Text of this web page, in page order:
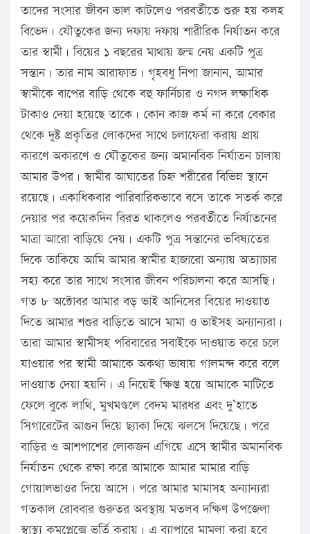
তাদের সংসার জীবন ভাল কাটলেও পরবর্তীতে শুরু হয় কলহ
বিভেদ। যৌতুকের জন্য দফায় দফায় শারীরিক নির্যাতন করে
তার স্বামী। বিয়ের ১ বছরের মাথায় জন্ম নেয় একটি পুত্র
সন্তান। তার নাম আরাফাত। গৃহবধু নিপা জানান, আমার
স্বামীকে বাপের বাড়ি থেকে বহু ফার্নিচার ও নগদ লক্ষাধিক
টাকাও দেয়া হয়েছে তাকে। কোন কাজ কর্ম না করে বেকার
থেকে দুষ্ট প্রকৃতির লোকদের সাথে চলাফেরা করায় প্রায়
কারণে অকারণে ও যৌতুকের জন্য অমানবিক নির্যাতন চালায়
আমার উপর। স্বামীর আঘাতের চিহ্ন শরীরের বিভিন্ন স্থানে
রয়েছে। একাধিকবার পারিবারিকভাবে বসে তাকে সতর্ক করে
দেয়ার পর কয়েকদিন বিরত থাকলেও পরবর্তীতে নির্যাতনের
মাত্রা আরো বাড়িয়ে দেয়। একটি পুত্র সন্তানের ভবিষ্যতের
দিকে তাকিয়ে আমি আমার স্বামীর হাজারো অন্যায় অত্যাচার
সহ্য করে তার সাথে সংসার জীবন পরিচালনা করে আসছি।
গত ৮ অক্টোবর আমার বড় ভাই আনিসের বিয়ের দাওয়াত
দিতে আমার শশুর বাড়িতে আসে মামা ও ভাইসহ অন্যান্যরা।
তারা আমার স্বামীসহ পরিবারের সবাইকে দাওয়াত করে চলে
যাওয়ার পর স্বামী আমাকে অকথ্য ভাষায় গালমন্দ করে বলে
দাওয়াত দেয়া হয়নি। এ নিয়েই ক্ষিপ্ত হয়ে আমাকে মাটিতে
ফেলে বুকে লাথি, মুখমণ্ডলে বেদম মারধর এবং দু’হাতে
সিগারেটের আগুন দিয়ে ছ্যাকা দিয়ে ঝলসে দিয়েছে। পরে
বাড়ির ও আশপাশের লোকজন এগিয়ে এসে স্বামীর অমানবিক
নির্যাতন থেকে রক্ষা করে আমাকে আমার মামার বাড়ি
গোয়ালভাওর দিয়ে আসে। পরে আমার মামাসহ অন্যান্যরা
গতকাল রোববার গুরুতর অবস্থায় মতলব দক্ষিণ উপজেলা
স্বাস্থ্য কমপ্লেক্সে ভর্তি করায়। এ ব্যাপারে মামলা করা হবে